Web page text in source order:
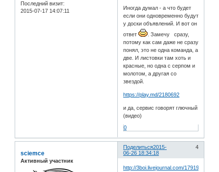
Последний визит:
2015-07-17 14:07:11
Иногда думал - а что будет
если они одновременно будут
у доски объявлений. И вот он
ответ
. Замечу сразу,
потому как сам даже не сразу
понял, это не одна команда, а
две. И листовки там хоть и
красные, но одна с серпом и
молотом, а другая со
звездой.
https://play.md/2180692
и да, сервис говорят глючный
(видео)
0
Поделиться 4
2015-
06-26 18:34:18
sciemce
Активный участник
http://3boi.livejournal.com/179196.html